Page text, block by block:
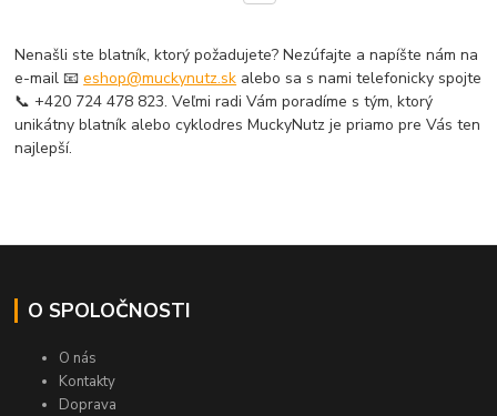
Nenašli ste blatník, ktorý požadujete? Nezúfajte a napíšte nám na
e-mail 📧eshop@muckynutz.sk alebo sa s nami telefonicky spojte
📞 +420 724 478 823. Veľmi radi Vám poradíme s tým, ktorý
unikátny blatník alebo cyklodres MuckyNutz je priamo pre Vás ten
najlepší.
O SPOLOČNOSTI
O nás
Kontakty
Doprava